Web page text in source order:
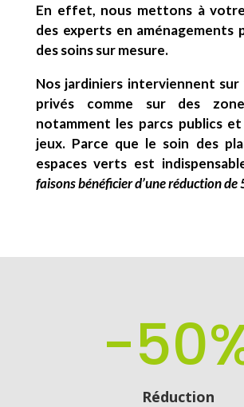
En effet, nous mettons à
des experts en aménagements
des soins sur mesure.
Nos jardiniers interviennent sur
privés comme sur des
notamment les parcs publics
jeux. Parce que le soin des
espaces verts est
faisons bénéficier d’une réduction de
-50
Réduction